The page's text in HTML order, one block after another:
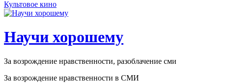
Культовое кино
Научи хорошему
За возрождение нравственности, разоблачение сми
За возрождение нравственности в СМИ